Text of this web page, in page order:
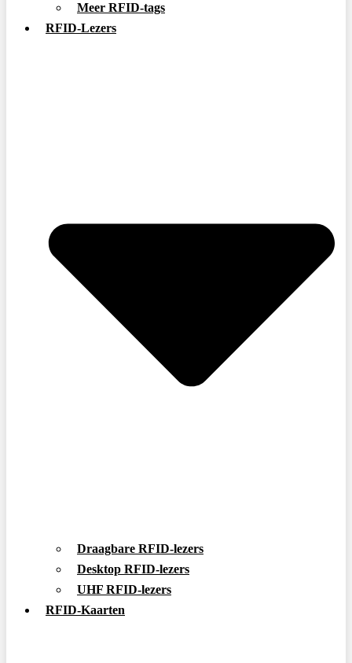
Meer RFID-tags
RFID-Lezers
Draagbare RFID-lezers
Desktop RFID-lezers
UHF RFID-lezers
RFID-Kaarten